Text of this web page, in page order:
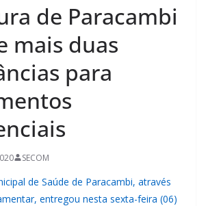
de Paracambi
mais duas
para
SECOM
de Saúde de Paracambi, através
entregou nesta sexta-feira (06)